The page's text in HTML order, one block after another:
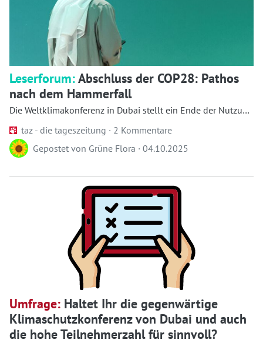
Leserforum:Abschluss der COP28: Pathos
nach dem Hammerfall
Die Weltklimakonferenz in Dubai stellt ein Ende der Nutzung
taz - die tageszeitung · 2 Kommentare
Gepostet von Grüne Flora · 04.10.2025
Umfrage: Haltet Ihr die gegenwärtige
Klimaschutzkonferenz von Dubai und auch
die hohe Teilnehmerzahl für sinnvoll?